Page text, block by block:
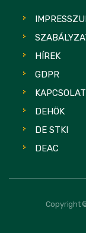
HÍREK
GDPR
KAPCSOLAT
DEHÖK
DE STKI
DEAC
Copyright